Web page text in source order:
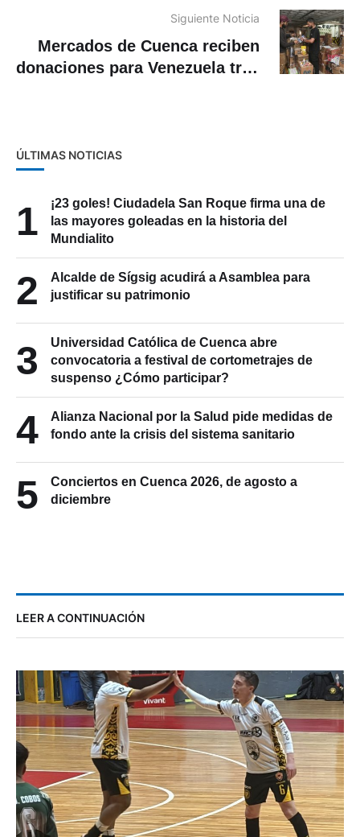
Siguiente Noticia
Mercados de Cuenca reciben
donaciones para Venezuela tras
ÚLTIMAS NOTICIAS
1
¡23 goles! Ciudadela San Roque firma una de
las mayores goleadas en la historia del
Mundialito
2
Alcalde de Sígsig acudirá a Asamblea para
justificar su patrimonio
3
Universidad Católica de Cuenca abre
convocatoria a festival de cortometrajes de
suspenso ¿Cómo participar?
4
Alianza Nacional por la Salud pide medidas de
fondo ante la crisis del sistema sanitario
5
Conciertos en Cuenca 2026, de agosto a
diciembre
LEER A CONTINUACIÓN